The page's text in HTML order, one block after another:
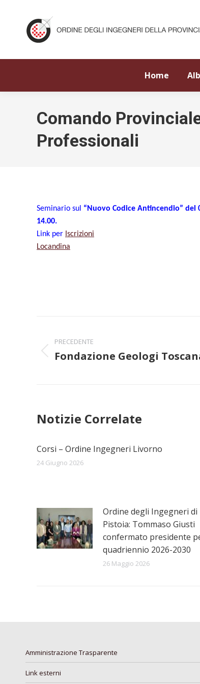
Home
Comando
Professionali
Seminario sul “Nuovo Codice Antincendio” del
14.00.
Link per Iscrizioni
Locandina
traPRECEDENTE
Post
Fondazione Geologi
Notizie Correlate
Corsi – Ordine Ingegneri Livorno
24 Giugno 2026
Ordine degli Ingegneri di
Pistoia: Tommaso Giusti
confermato presidente
quadriennio 2026-2030
26 Maggio 2026
Amministrazione Trasparente
Link esterni